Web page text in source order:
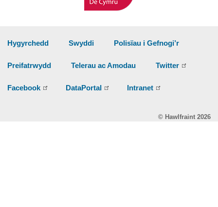
Hygyrchedd Swyddi Polisïau i Gefnogi’r
Preifatrwydd Telerau ac Amodau Twitter
Facebook DataPortal Intranet
© Hawlfraint 2026